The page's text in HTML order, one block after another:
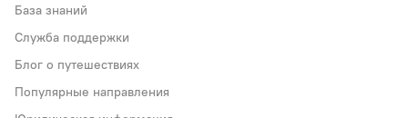
База знаний
Служба поддержки
Блог о путешествиях
Популярные направления